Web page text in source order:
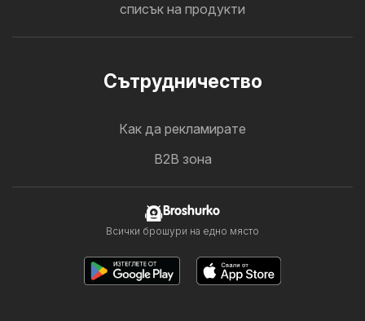
списък на продукти
Cътрудничество
Как да рекламирате
B2B зона
Broshurko
Всички брошури на едно място